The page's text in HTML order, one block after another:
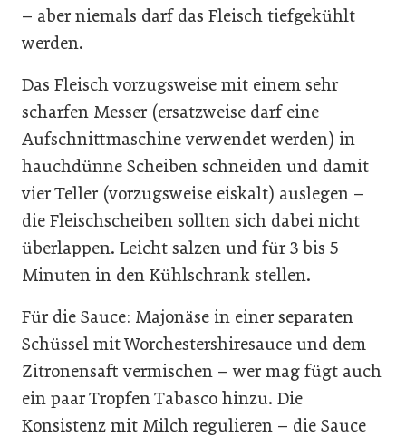
– aber niemals darf das Fleisch tiefgekühlt
werden.
Das Fleisch vorzugsweise mit einem sehr
scharfen Messer (ersatzweise darf eine
Aufschnittmaschine verwendet werden) in
hauchdünne Scheiben schneiden und damit
vier Teller (vorzugsweise eiskalt) auslegen –
die Fleischscheiben sollten sich dabei nicht
überlappen. Leicht salzen und für 3 bis 5
Minuten in den Kühlschrank stellen.
Für die Sauce: Majonäse in einer separaten
Schüssel mit Worchestershiresauce und dem
Zitronensaft vermischen – wer mag fügt auch
ein paar Tropfen Tabasco hinzu. Die
Konsistenz mit Milch regulieren – die Sauce